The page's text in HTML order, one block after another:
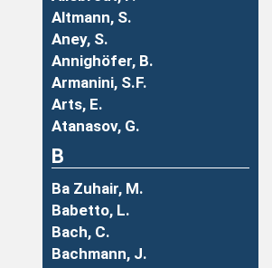
Altmann, S.
Aney, S.
Annighöfer, B.
Armanini, S.F.
Arts, E.
Atanasov, G.
B
Ba Zuhair, M.
Babetto, L.
Bach, C.
Bachmann, J.